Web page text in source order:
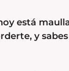
está
y